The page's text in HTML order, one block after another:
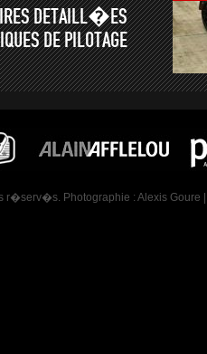
DETAILL�ES
DE PILOTAGE
r�serv�s. Photographie : Alexis Goure